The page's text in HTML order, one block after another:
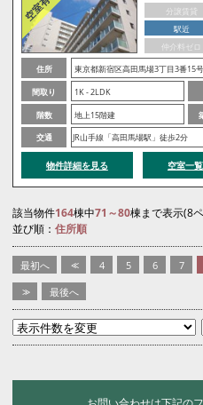
分譲賃貸
駅近
仲介料ゼロ
住所
東京都新宿区高田馬場3丁目3番15号
間取り
1K - 2LDK
階数
地上15階建
交通
JR山手線「高田馬場駅」徒歩2分
物件詳細を見る 空室一
該当物件164棟中71～80棟まで表示(8
並び順： 住所順
最初へ << 4 5 6 7
>>
最後へ